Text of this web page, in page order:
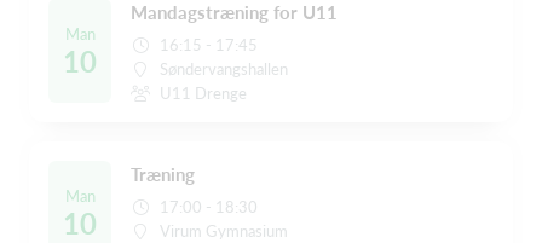
Man
10
Mandagstræning for U11
16:15 - 17:45
Søndervangshallen
U11 Drenge
Man
10
Træning
17:00 - 18:30
Virum Gymnasium